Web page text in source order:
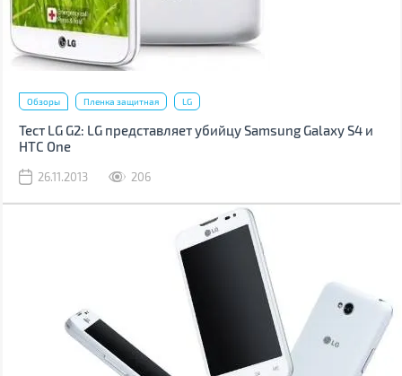
Обзоры Пленка защитная LG
Тест LG G2: LG представляет убийцу Samsung Galaxy S4 и
HTC One
26.11.2013 206